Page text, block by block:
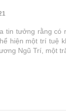
tin tưởng rằng
hiện một trí tuệ
Ngũ Trí, một